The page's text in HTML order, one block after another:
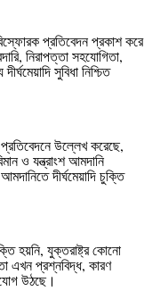
প্রতিবেদন প্রকাশ করে
নিরাপত্তা সহযোগিতা,
সুবিধা নিশ্চিত
উল্লেখ করেছে,
ও যন্ত্রাংশ আমদানি
দীর্ঘমেয়াদি চুক্তি
হয়নি, যুক্তরাষ্ট্র কোনো
এখন প্রশ্নবিদ্ধ, কারণ
উঠছে।